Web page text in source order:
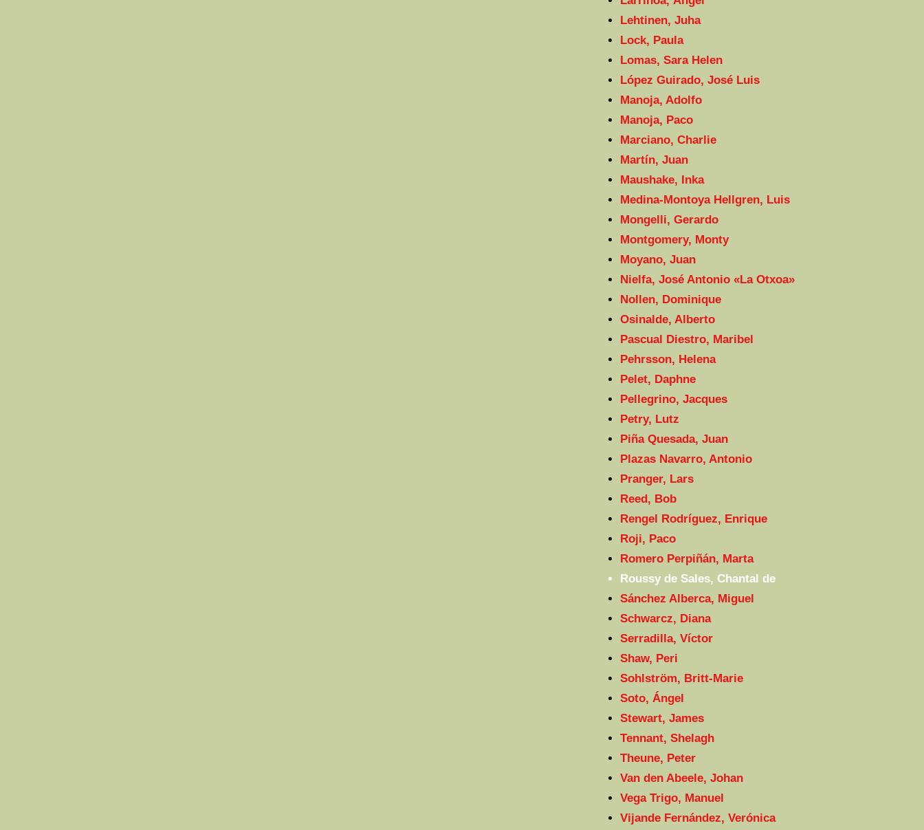
Lehtinen, Juha
Lock, Paula
Lomas, Sara Helen
López Guirado, José Luis
Manoja, Adolfo
Manoja, Paco
Marciano, Charlie
Martín, Juan
Maushake, Inka
Medina-Montoya Hellgren, Luis
Mongelli, Gerardo
Montgomery, Monty
Moyano, Juan
Nielfa, José Antonio «La Otxoa»
Nollen, Dominique
Osinalde, Alberto
Pascual Diestro, Maribel
Pehrsson, Helena
Pelet, Daphne
Pellegrino, Jacques
Petry, Lutz
Piña Quesada, Juan
Plazas Navarro, Antonio
Pranger, Lars
Reed, Bob
Rengel Rodríguez, Enrique
Roji, Paco
Romero Perpiñán, Marta
Roussy de Sales, Chantal de
Sánchez Alberca, Miguel
Schwarcz, Diana
Serradilla, Víctor
Shaw, Peri
Sohlström, Britt-Marie
Soto, Ángel
Stewart, James
Tennant, Shelagh
Theune, Peter
Van den Abeele, Johan
Vega Trigo, Manuel
Vijande Fernández, Verónica